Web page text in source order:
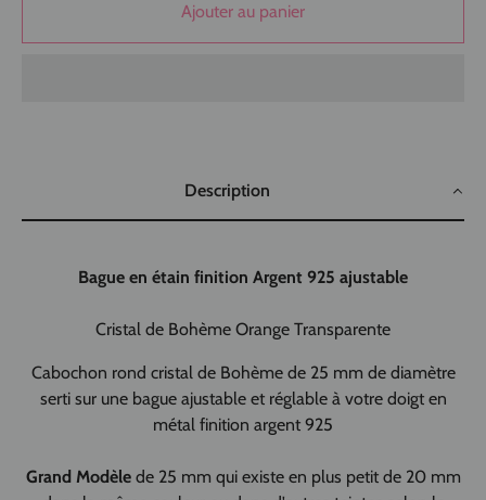
Ajouter au panier
Description
Bague en étain finition Argent 925 ajustable
Cristal de Bohème Orange Transparente
Cabochon rond cristal de Bohème de 25 mm de diamètre
serti sur une bague ajustable et réglable à votre doigt en
métal finition argent 925
Grand Modèlede 25 mm qui existe en plus petit de 20 mm